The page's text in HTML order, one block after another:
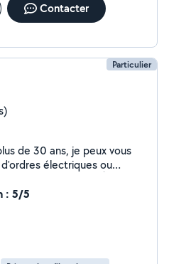
Contacter
Particulier
de 30 ans, je peux vous
électriques ou
: 5/5